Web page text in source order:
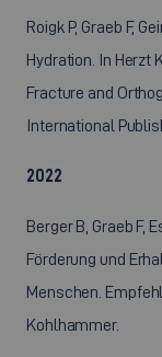
Roigk P, Graeb F,
Hydration. In Herzt
Fracture and
International
2022
Berger B, Graeb F,
Förderung und
Menschen.
Kohlhammer.